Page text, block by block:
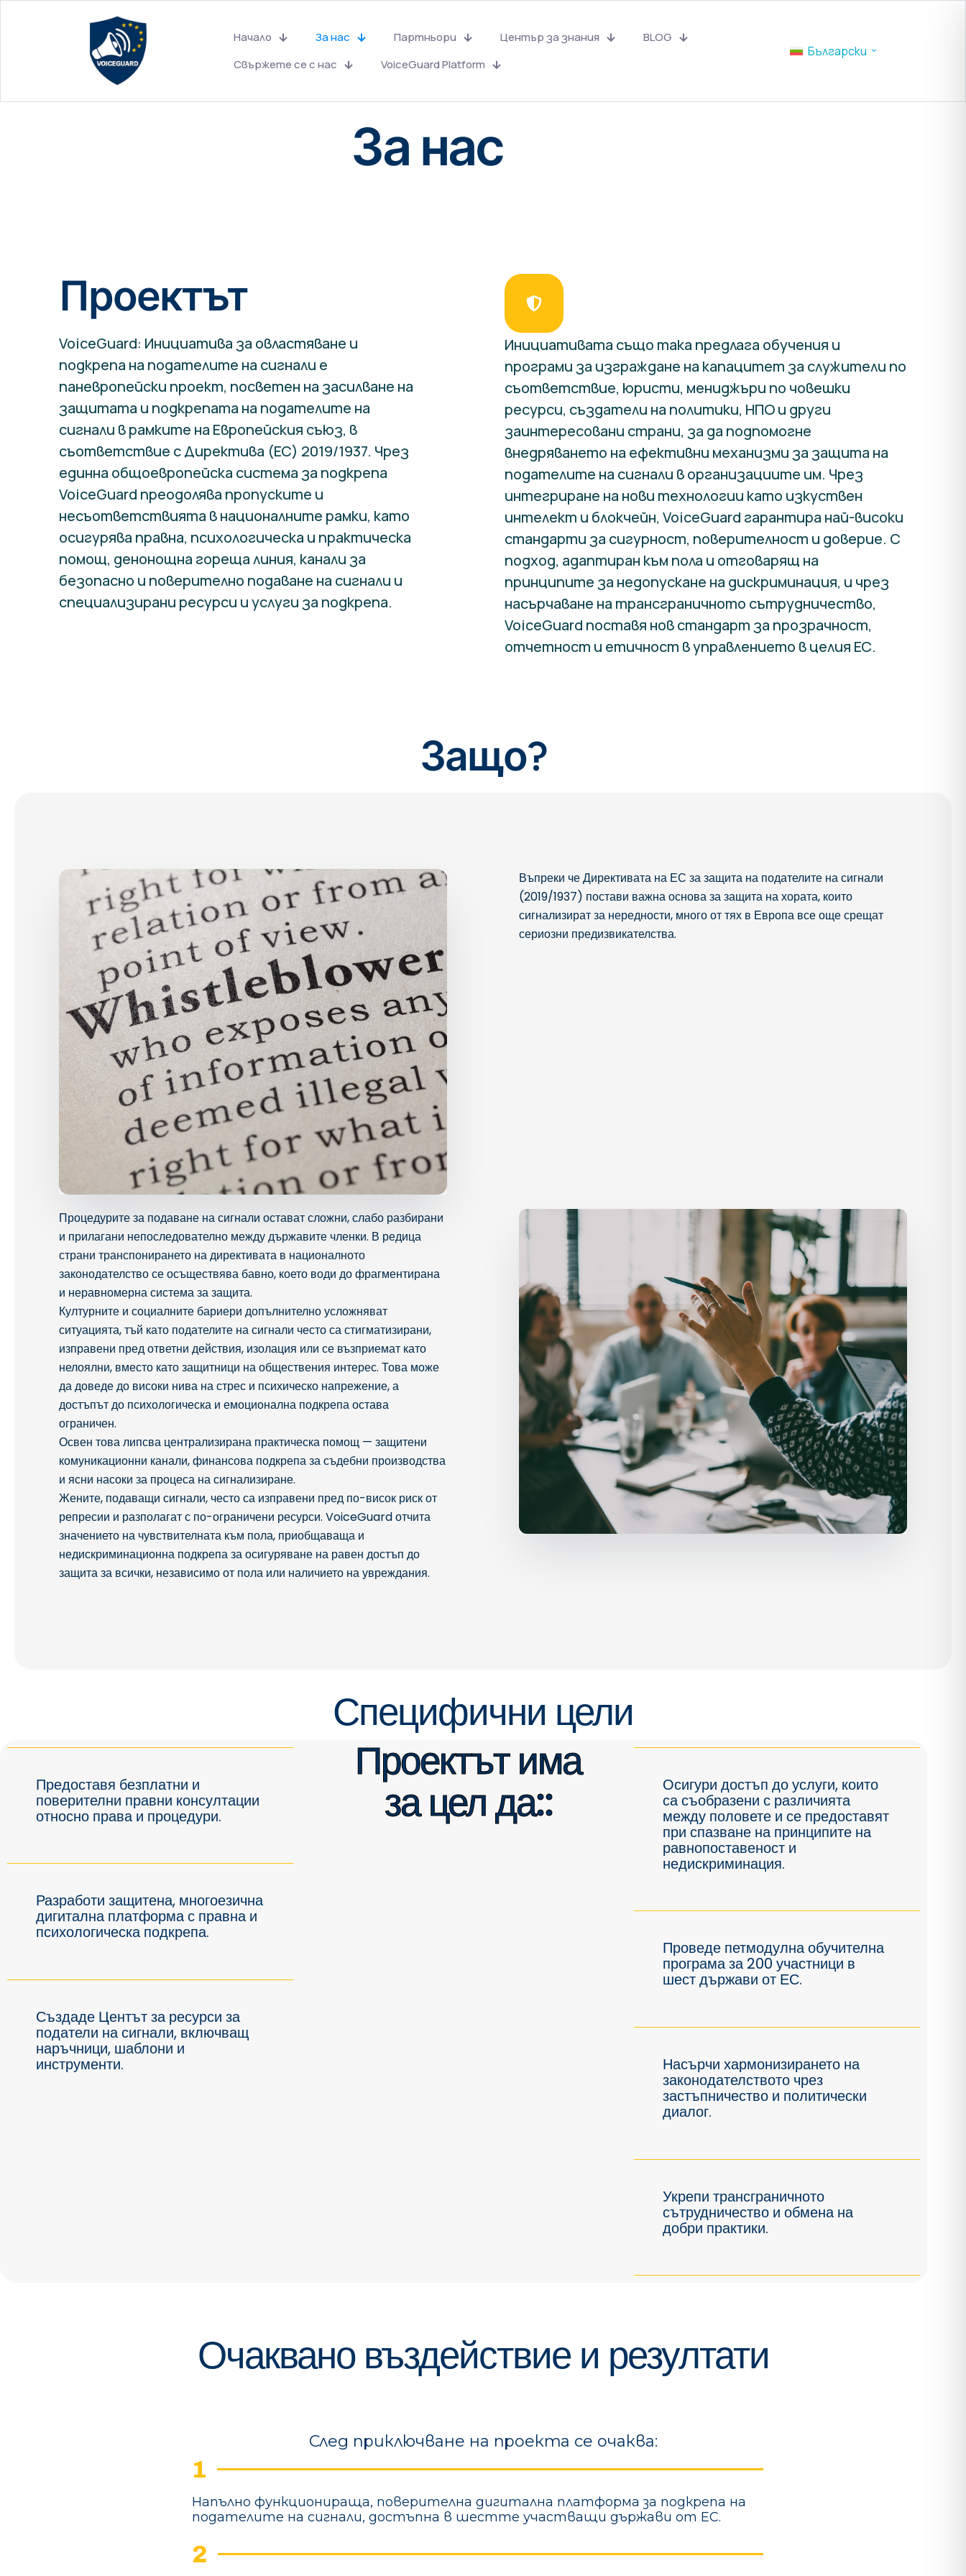
Начало За нас Партньори Център за знания
BLOG
Свържете се с нас
VoiceGuard Platform
Български
За нас
Проектът
VoiceGuard: Инициатива за овластяване и
подкрепа на подателите на сигнали е
паневропейски проект, посветен на засилване на
защитата и подкрепата на подателите на
сигнали в рамките на Европейския съюз, в
съответствие с Директива (ЕС) 2019/1937. Чрез
единна общоевропейска система за подкрепа
VoiceGuard преодолява пропуските и
несъответствията в националните рамки, като
осигурява правна, психологическа и практическа
помощ, денонощна гореща линия, канали за
безопасно и поверително подаване на сигнали и
специализирани ресурси и услуги за подкрепа.
Инициативата също така предлага обучения и
програми за изграждане на капацитет за служители по
съответствие, юристи, мениджъри по човешки
ресурси, създатели на политики, НПО и други
заинтересовани страни, за да подпомогне
внедряването на ефективни механизми за защита на
подателите на сигнали в организациите им. Чрез
интегриране на нови технологии като изкуствен
интелект и блокчейн, VoiceGuard гарантира най-високи
стандарти за сигурност, поверителност и доверие. С
подход, адаптиран към пола и отговарящ на
принципите за недопускане на дискриминация, и чрез
насърчаване на трансграничното сътрудничество,
VoiceGuard поставя нов стандарт за прозрачност,
отчетност и етичност в управлението в целия ЕС.
Защо?
Въпреки че Директивата на ЕС за защита на подателите на сигнали
(2019/1937) постави важна основа за защита на хората, които
сигнализират за нередности, много от тях в Европа все още срещат
сериозни предизвикателства.
Процедурите за подаване на сигнали остават сложни, слабо разбирани
и прилагани непоследователно между държавите членки. В редица
страни транспонирането на директивата в националното
законодателство се осъществява бавно, което води до фрагментирана
и неравномерна система за защита.
Културните и социалните бариери допълнително усложняват
ситуацията, тъй като подателите на сигнали често са стигматизирани,
изправени пред ответни действия, изолация или се възприемат като
нелоялни, вместо като защитници на обществения интерес. Това може
да доведе до високи нива на стрес и психическо напрежение, а
достъпът до психологическа и емоционална подкрепа остава
ограничен.
Освен това липсва централизирана практическа помощ — защитени
комуникационни канали, финансова подкрепа за съдебни производства
и ясни насоки за процеса на сигнализиране.
Жените, подаващи сигнали, често са изправени пред по-висок риск от
репресии и разполагат с по-ограничени ресурси. VoiceGuard отчита
значението на чувствителната към пола, приобщаваща и
недискриминационна подкрепа за осигуряване на равен достъп до
защита за всички, независимо от пола или наличието на увреждания.
Специфични цели
Предоставя безплатни и
поверителни правни консултации
относно права и процедури.
Разработи защитена, многоезична
дигитална платформа с правна и
психологическа подкрепа.
Създаде Центът за ресурси за
податели на сигнали, включващ
наръчници, шаблони и
инструменти.
Проектът има
за цел да:: Οсигури достъп до услуги, които
са съобразени с различията
между половете и се предоставят
при спазване на принципите на
равнопоставеност и
недискриминация.
Проведе петмодулна обучителна
програма за 200 участници в
шест държави от ЕС.
Насърчи хармонизирането на
законодателството чрез
застъпничество и политически
диалог.
Укрепи трансграничното
сътрудничество и обмена на
добри практики.
Очаквано въздействие и резултати
След приключване на проекта се очаква:
1
Напълно функционираща, поверителна дигитална платформа за подкрепа на
подателите на сигнали, достъпна в шестте участващи държави от ЕС.
2